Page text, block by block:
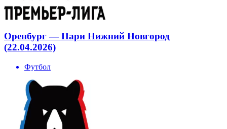
Оренбург — Пари Нижний Новгород
(22.04.2026)
Футбол